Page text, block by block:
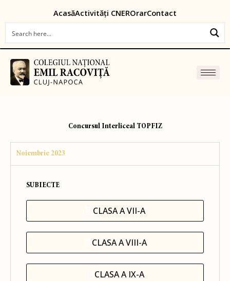
content
AcasăActivități CNEROrarContact
Concursul Interliceal TOPFIZ
Noiembrie 2023
SUBIECTE
CLASA A VII-A
CLASA A VIII-A
CLASA A IX-A